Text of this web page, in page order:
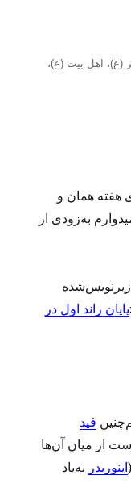
(ع)، اهل بیت (ع)،
هفته همان و
به‌زودی از
زیرنویس‌شده
پایان راند اول در
فید
از میان آن‌ها
اینوریدر به‌یاد